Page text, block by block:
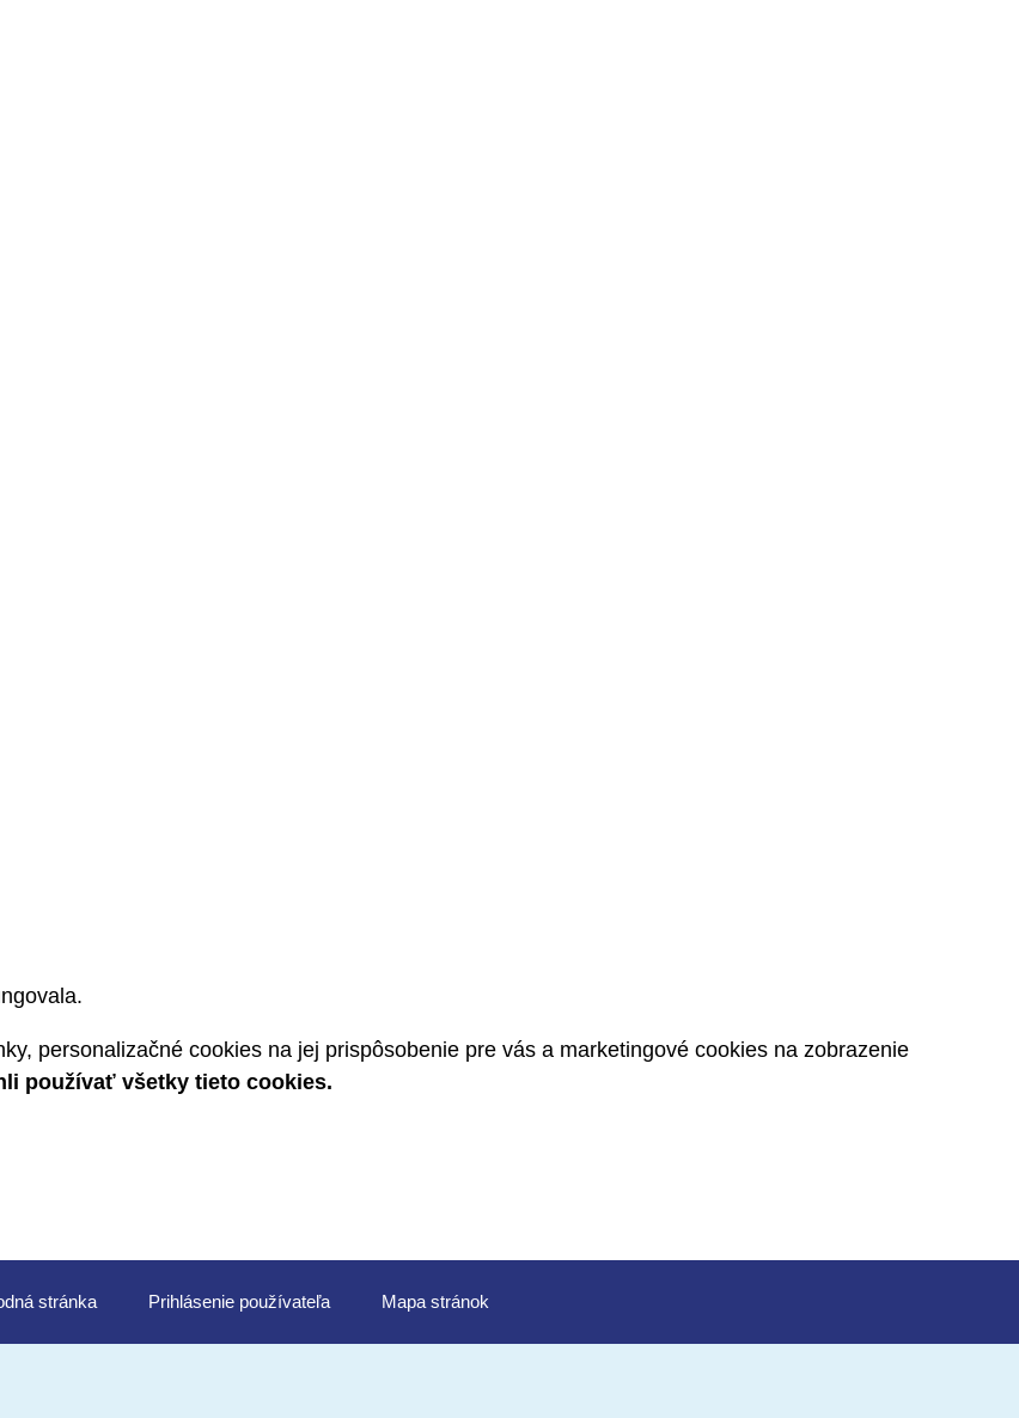
Prihlásenie Mapa
personalizačné cookies na jej prispôsobenie pre vás a marketingové cookies na zobrazenie
používať všetky tieto cookies.